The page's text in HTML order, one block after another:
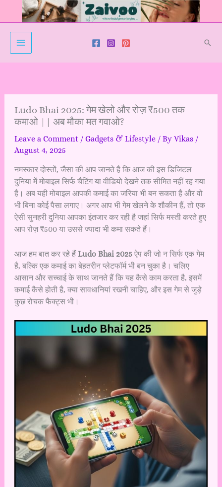
Ludo Bhai 2025: गेम खेलो और रोज़ ₹500 तक
कमाओ || अब मौका मत गवाओ?
Leave a Comment / Gadgets & Lifestyle/ By Vikas /
August 4, 2025
नमस्कार दोस्तों, जैसा की आप जानते है कि आज की इस डिजिटल
दुनिया में मोबाइल सिर्फ चैटिंग या वीडियो देखने तक सीमित नहीं रह गया
है। अब यही मोबाइल आपकी कमाई का जरिया भी बन सकता है और वो
भी बिना कोई पैसा लगाए। अगर आप भी गेम खेलने के शौकीन हैं, तो एक
ऐसी सुनहरी दुनिया आपका इंतजार कर रही है जहां सिर्फ मस्ती करते हुए
आप रोज़ ₹500 या उससे ज्यादा भी कमा सकते हैं।
आज हम बात कर रहे हैं Ludo Bhai 2025ऐप की जो न सिर्फ एक गेम
है, बल्कि एक कमाई का बेहतरीन प्लेटफॉर्म भी बन चुका है। चलिए
आसान और सच्चाई के साथ जानते हैं कि यह कैसे काम करता है, इसमें
कमाई कैसे होती है, क्या सावधानियां रखनी चाहिए, और इस गेम से जुड़े
कुछ रोचक फैक्ट्स भी।